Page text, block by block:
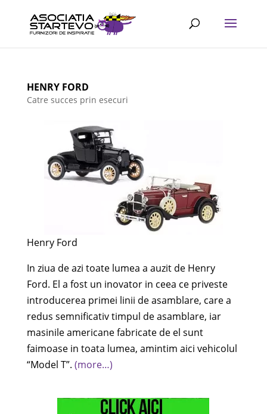
HENRY FORD
Catre succes prin esecuri
Henry Ford
In ziua de azi toate lumea a auzit de Henry
Ford. El a fost un inovator in ceea ce priveste
introducerea primei linii de asamblare, care a
redus semnificativ timpul de asamblare, iar
masinile americane fabricate de el sunt
faimoase in toata lumea, amintim aici vehicolul
“Model T”. (more…)